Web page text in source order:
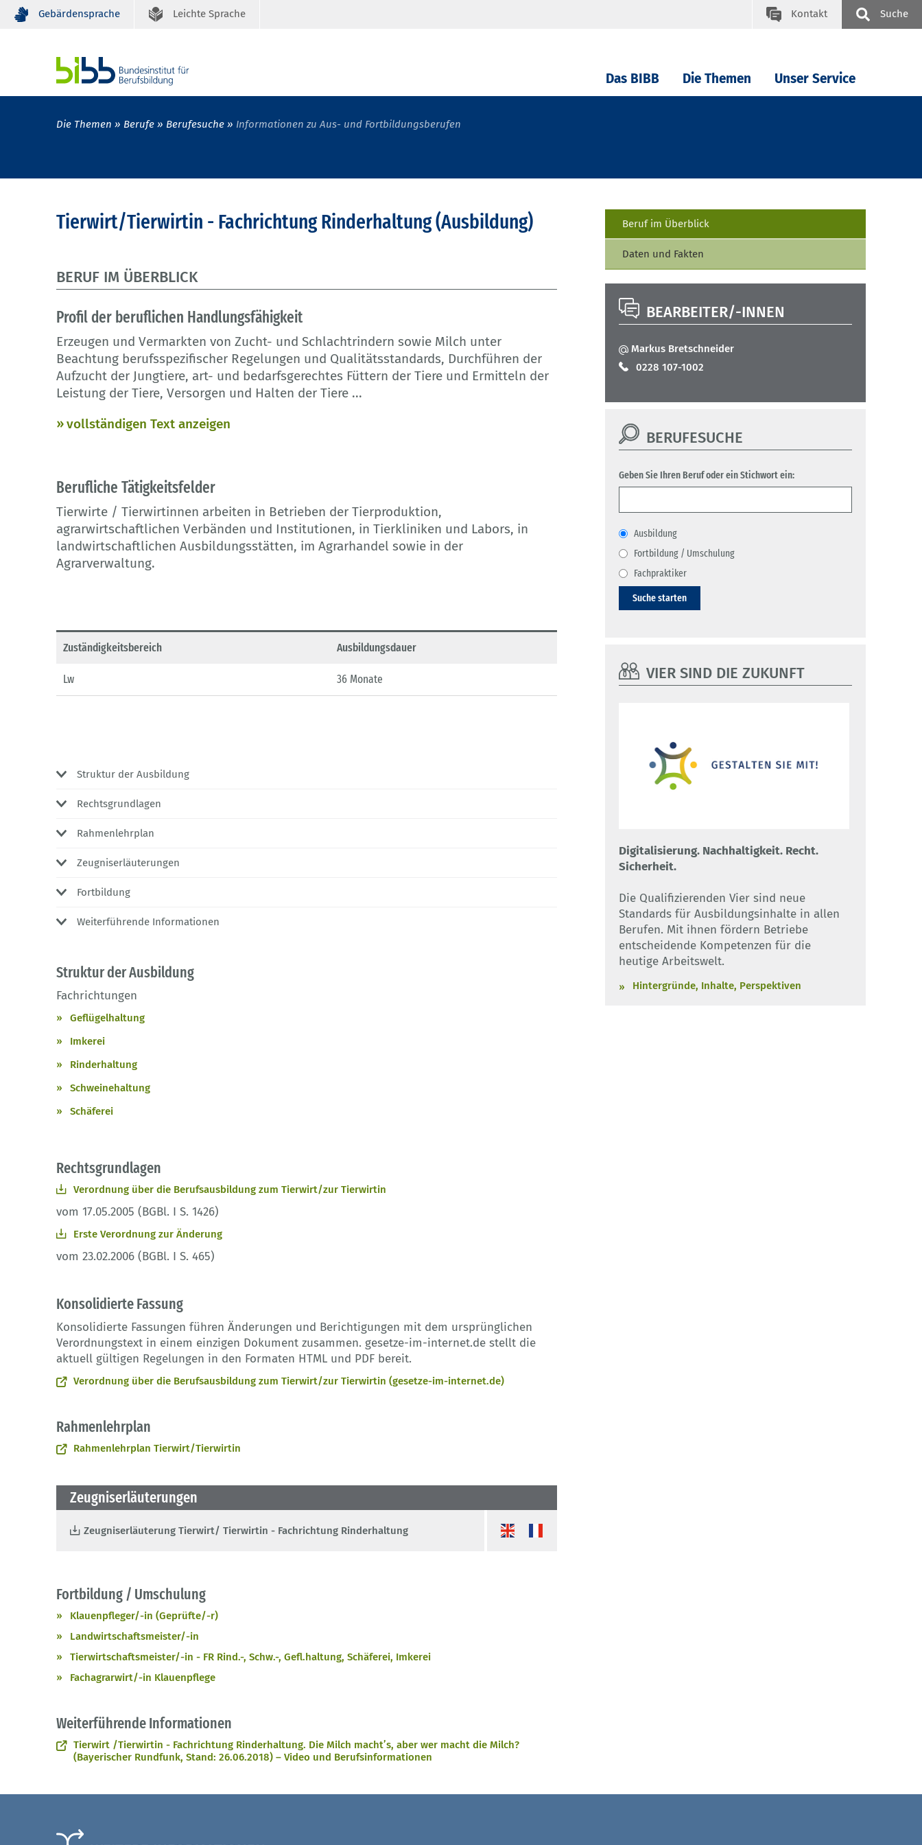
Gebärdensprache Leichte Sprache Kontakt Suche
Das BIBB Die Themen Unser Service
Die Themen Berufe Berufesuche Informationen zu Aus- und Fortbildungsberufen
Tierwirt/Tierwirtin - Fachrichtung Rinderhaltung (Ausbildung)
BERUF IM ÜBERBLICK
Profil der beruflichen Handlungsfähigkeit
Erzeugen und Vermarkten von Zucht- und Schlachtrindern sowie Milch unter
Beachtung berufsspezifischer Regelungen und Qualitätsstandards, Durchführen der
Aufzucht der Jungtiere, art- und bedarfsgerechtes Füttern der Tiere und Ermitteln der
Leistung der Tiere, Versorgen und Halten der Tiere ...
vollständigen Text anzeigen
Berufliche Tätigkeitsfelder
Tierwirte / Tierwirtinnen arbeiten in Betrieben der Tierproduktion,
agrarwirtschaftlichen Verbänden und Institutionen, in Tierkliniken und Labors, in
landwirtschaftlichen Ausbildungsstätten, im Agrarhandel sowie in der
Agrarverwaltung.
Zuständigkeitsbereich Ausbildungsdauer
Lw 36 Monate
Struktur der Ausbildung
Rechtsgrundlagen
Rahmenlehrplan
Zeugniserläuterungen
Fortbildung
Weiterführende Informationen
Struktur der Ausbildung
Fachrichtungen
Geflügelhaltung
Imkerei
Rinderhaltung
Schweinehaltung
Schäferei
Rechtsgrundlagen
Verordnung über die Berufsausbildung zum Tierwirt/zur Tierwirtin
vom 17.05.2005 (BGBl. I S. 1426)
Erste Verordnung zur Änderung
vom 23.02.2006 (BGBl. I S. 465)
Konsolidierte Fassung
Konsolidierte Fassungen führen Änderungen und Berichtigungen mit dem ursprünglichen
Verordnungstext in einem einzigen Dokument zusammen. gesetze-im-internet.de stellt die
aktuell gültigen Regelungen in den Formaten HTML und PDF bereit.
Verordnung über die Berufsausbildung zum Tierwirt/zur Tierwirtin (gesetze-im-internet.de)
Rahmenlehrplan
Rahmenlehrplan Tierwirt/Tierwirtin
Zeugniserläuterungen
Zeugniserläuterung Tierwirt/ Tierwirtin - Fachrichtung Rinderhaltung
Fortbildung / Umschulung
Klauenpfleger/-in (Geprüfte/-r)
Landwirtschaftsmeister/-in
Tierwirtschaftsmeister/-in - FR Rind.-, Schw.-, Gefl.haltung, Schäferei, Imkerei
Fachagrarwirt/-in Klauenpflege
Weiterführende Informationen
Tierwirt /Tierwirtin - Fachrichtung Rinderhaltung. Die Milch macht’s, aber wer macht die Milch?
(Bayerischer Rundfunk, Stand: 26.06.2018) – Video und Berufsinformationen
Beruf im Überblick
Daten und Fakten
BEARBEITER/-INNEN
Markus Bretschneider
0228 107-1002
BERUFESUCHE
Geben Sie Ihren Beruf oder ein Stichwort ein:
Ausbildung
Fortbildung / Umschulung
Fachpraktiker
Suche starten
VIER SIND DIE ZUKUNFT
Digitalisierung. Nachhaltigkeit. Recht.
Sicherheit.
Die Qualifizierenden Vier sind neue
Standards für Ausbildungsinhalte in allen
Berufen. Mit ihnen fördern Betriebe
entscheidende Kompetenzen für die
heutige Arbeitswelt.
Hintergründe, Inhalte, Perspektiven